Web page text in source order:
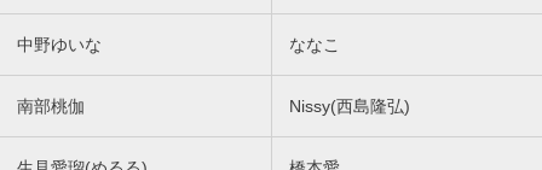
中野ゆいな ななこ
南部桃伽 Nissy(西島隆弘)